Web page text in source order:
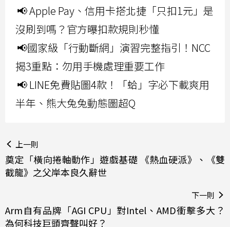
📢 Apple Pay、信用卡搭北捷「只扣1元」是
沒刷到嗎？官方曝扣款規則秒懂
📢國家級「行動斷網」演習完整指引！NCC
揭3重點：勿用手機處理重要工作
📢 LINE免費貼圖4款！「蛤」字必下載爽用
半年、熊大兔兔動態圖超Q
上一則
奠定「橫向捲軸動作」遊戲基礎 《熱血硬派》、《雙
截龍》之父岸本良久辭世
下一則
Arm自有品牌「AGI CPU」對Intel、AMD衝擊多大？
為何科技巨頭齊聲叫好？